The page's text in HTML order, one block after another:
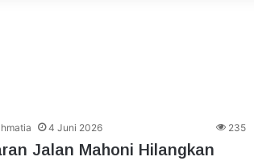
4 Juni 2026 235
Jalan Mahoni Hilangkan